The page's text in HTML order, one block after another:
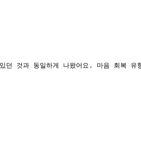
던 것과 동일하게 나왔어요. 마음 회복 유